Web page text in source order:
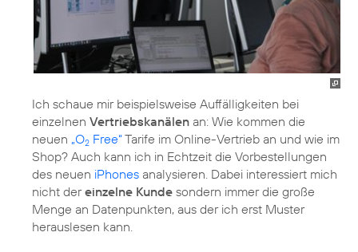
Ich schaue mir beispielsweise Auffälligkeiten bei
einzelnen Vertriebskanälen an: Wie kommen die
neuen „O2 Free“Tarife im Online-Vertrieb an und wie im
Shop? Auch kann ich in Echtzeit die Vorbestellungen
des neuen iPhones analysieren. Dabei interessiert mich
nicht dereinzelne Kunde sondern immer die große
Menge an Datenpunkten, aus der ich erst Muster
herauslesen kann.